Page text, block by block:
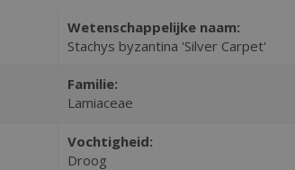
Wetenschappelijke naam:
Stachys byzantina 'Silver Carpet'
Familie:
Lamiaceae
Vochtigheid:
Droog